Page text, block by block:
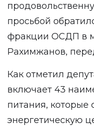
просьбой
фракции ОСДП в
Рахимжанов,
Как отметил
включает 43
питания, которые
энергетическую